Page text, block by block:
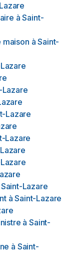
à Saint-
maison à Saint-
Lazare
Lazare
Lazare
Saint-Lazare
à Saint-Lazare
à Saint-
à Saint-